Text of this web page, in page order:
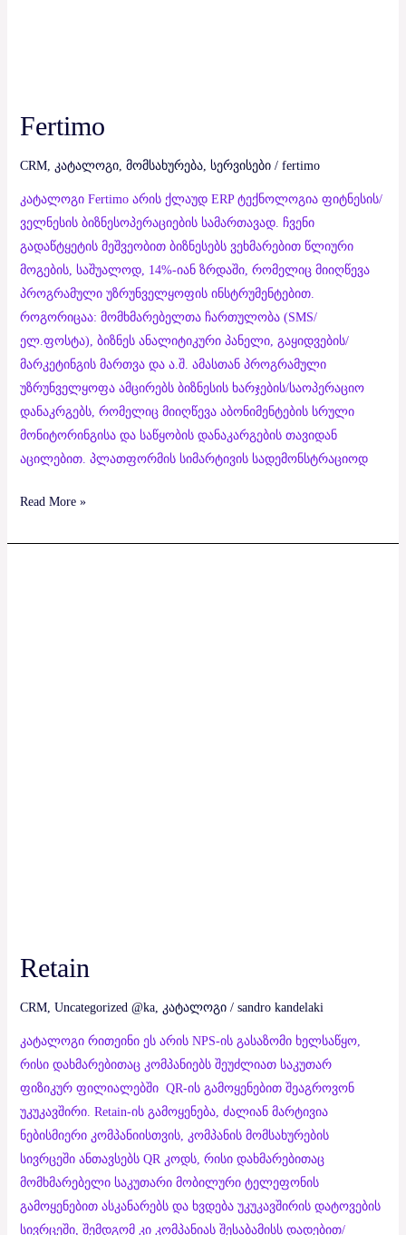
Fertimo
CRM, კატალოგი, მომსახურება, სერვისები/ fertimo
კატალოგი Fertimo არის ქლაუდ ERP ტექნოლოგია ფიტნესის/
ველნესის ბიზნესოპერაციების სამართავად. ჩვენი
გადაწტყეტის მეშვეობით ბიზნესებს ვეხმარებით წლიური
მოგების, საშუალოდ, 14%-იან ზრდაში, რომელიც მიიღწევა
პროგრამული უზრუნველყოფის ინსტრუმენტებით.
როგორიცაა: მომხმარებელთა ჩართულობა (SMS/
ელ.ფოსტა), ბიზნეს ანალიტიკური პანელი, გაყიდვების/
მარკეტინგის მართვა და ა.შ. ამასთან პროგრამული
უზრუნველყოფა ამცირებს ბიზნესის ხარჯების/საოპერაციო
დანაკრგებს, რომელიც მიიღწევა აბონიმენტების სრული
მონიტორინგისა და საწყობის დანაკარგების თავიდან
აცილებით. პლათფორმის სიმარტივის სადემონსტრაციოდ
Read More »
Retain
CRM, Uncategorized @ka, კატალოგი/ sandro kandelaki
კატალოგი რითეინი ეს არის NPS-ის გასაზომი ხელსაწყო,
რისი დახმარებითაც კომპანიებს შეუძლიათ საკუთარ
ფიზიკურ ფილიალებში QR-ის გამოყენებით შეაგროვონ
უკუკავშირი. Retain-ის გამოყენება, ძალიან მარტივია
ნებისმიერი კომპანიისთვის, კომპანის მომსახურების
სივრცეში ანთავსებს QR კოდს, რისი დახმარებითაც
მომხმარებელი საკუთარი მობილური ტელეფონის
გამოყენებით ასკანარებს და ხვდება უკუკავშირის დატოვების
სივრცეში, შემდგომ კი კომპანიას შესაბამისს დადებით/